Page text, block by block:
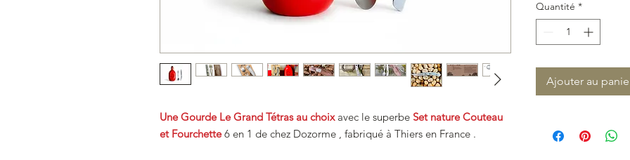
Une Gourde Le Grand Tétras au choixavec le superbe Set nature Couteau
et Fourchette6 en 1 de chez Dozorme , fabriqué à Thiers en France .
Quantité *
Ajouter au